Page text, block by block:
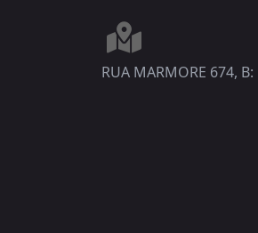
RUA MARMORE 674,